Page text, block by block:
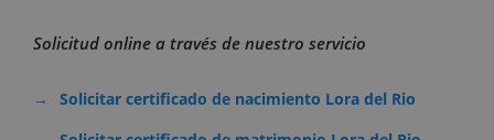
Solicitud online a través de nuestro servicio
Solicitar certificado de nacimiento Lora del Rio